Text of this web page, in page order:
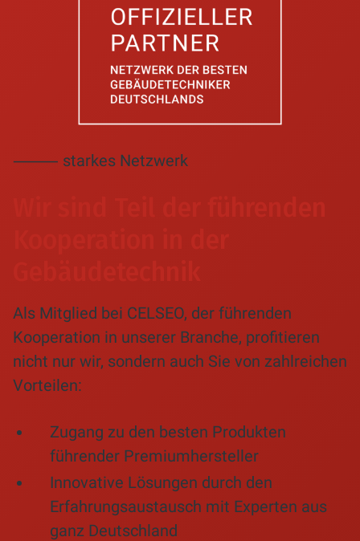
⸻ starkes Netzwerk
Als Mitglied bei CELSEO, der führenden
Kooperation in unserer Branche, profitieren
nicht nur wir, sondern auch Sie von zahlreichen
Vorteilen:
Zugang zu den besten Produkten
führender Premiumhersteller
Innovative Lösungen durch den
Erfahrungsaustausch mit Experten aus
ganz Deutschland